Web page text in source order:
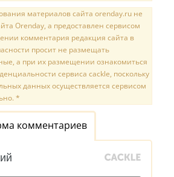
материалов сайта orenday.ru не
Orenday, а предоставлен сервисом
комментария редакция сайта в
просит не размещать
а при их размещении ознакомиться
сервиса cackle, поскольку
данных осуществляется сервисом
*
комментариев